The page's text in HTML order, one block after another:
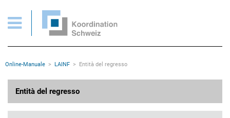
Pagine importanti
Pagina iniziale
Contenuto
Mappa del sito
Rootline
Online-Manuale LAINF Entità del regresso
Entità del regresso